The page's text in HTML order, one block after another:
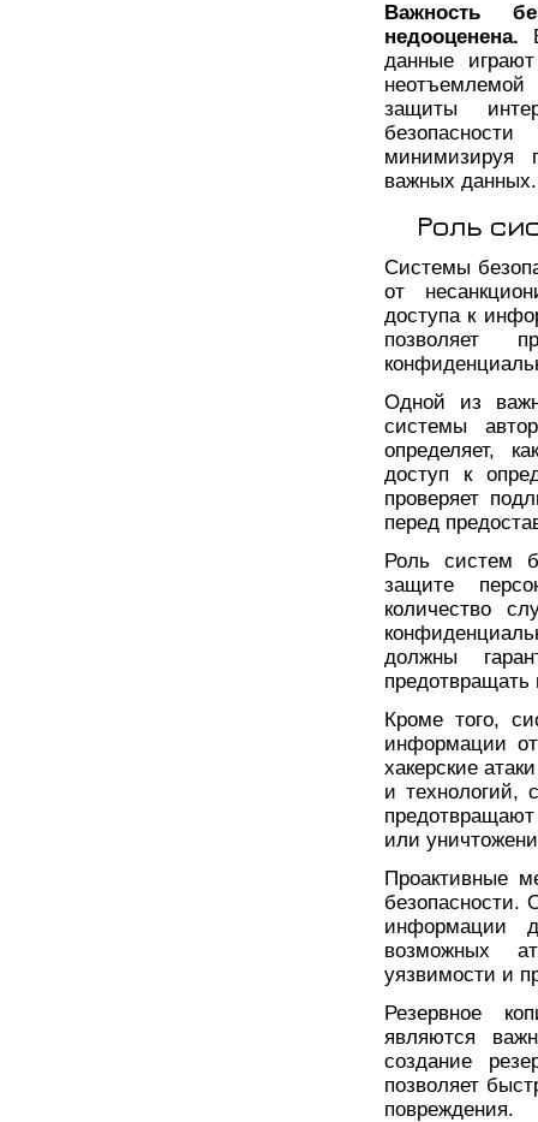
Важность
недооценена.
данные
защиты
минимизируя
важных данных.
Роль
Системы
от
доступа к
позволяет
Одной из
системы
определяет,
доступ к
проверяет
перед
Роль систем
защите
количество
должны
предотвращать
Кроме того,
информации
хакерские
и технологий,
или
Проактивные
безопасности.
информации
возможных
уязвимости и
Резервное
являются
создание
позволяет
повреждения.